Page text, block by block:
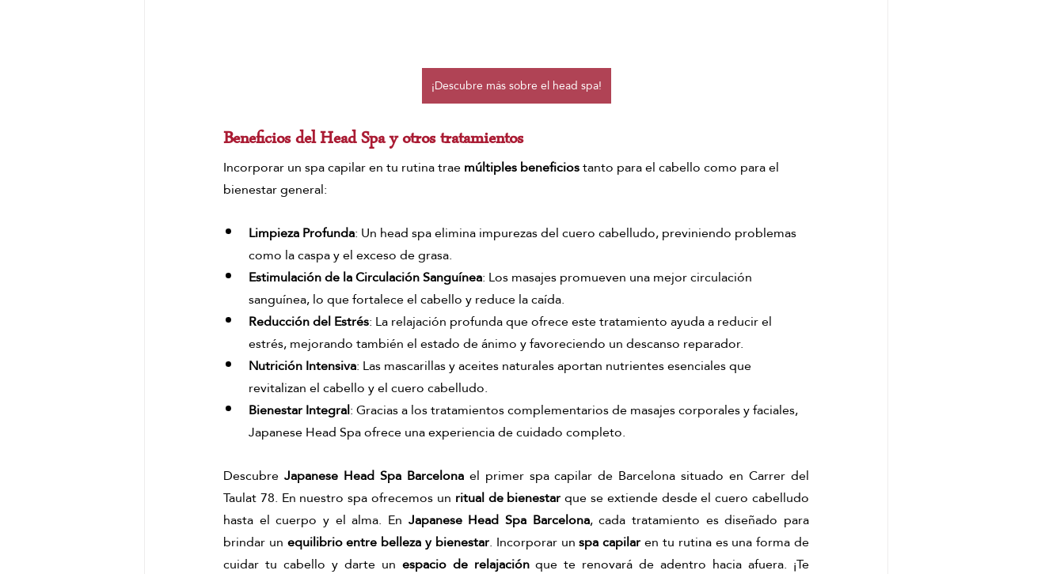
¡Descubre más sobre el head spa!
Beneficios del Head Spa y otros tratamientos
Incorporar un spa capilar en tu rutina trae múltiples beneficios tanto para el cabello como para el
bienestar general:
Limpieza Profunda: Un head spa elimina impurezas del cuero cabelludo, previniendo problemas
como la caspa y el exceso de grasa.
Estimulación de la Circulación Sanguínea: Los masajes promueven una mejor circulación
sanguínea, lo que fortalece el cabello y reduce la caída.
Reducción del Estrés: La relajación profunda que ofrece este tratamiento ayuda a reducir el
estrés, mejorando también el estado de ánimo y favoreciendo un descanso reparador.
Nutrición Intensiva: Las mascarillas y aceites naturales aportan nutrientes esenciales que
revitalizan el cabello y el cuero cabelludo.
Bienestar Integral: Gracias a los tratamientos complementarios de masajes corporales y faciales,
Japanese Head Spa ofrece una experiencia de cuidado completo.
Descubre Japanese Head Spa Barcelona el primer spa capilar de Barcelona situado en Carrer del
Taulat 78. En nuestro spa ofrecemos un ritual de bienestar que se extiende desde el cuero cabelludo
hasta el cuerpo y el alma. En Japanese Head Spa Barcelona, cada tratamiento es diseñado para
brindar un equilibrio entre belleza y bienestar. Incorporar un spa capilar en tu rutina es una forma de
cuidar tu cabello y darte un espacio de relajación que te renovará de adentro hacia afuera. ¡Te